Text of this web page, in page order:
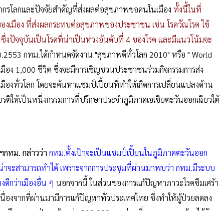
โลกและปัจจัยสำคัญที่ส่งผลต่อสุขภาพขอคนในเมือง ทั้งนี้ในที่
เมือง ที่ส่งผลกระทบต่อสุขภาพของประชาชน เช่น โรควัณโรค ไข้
งปัจจุบันเป็นโรคที่น่าเป็นห่วงอันดับที่ 4 ของโรค และมีแนวโน้มจะ
.2553 กทม.ได้กำหนดจัดงาน "สุขภาพดีทั่วโลก 2010" หรือ " World
ง 1,000 ชีวิต ซึ่งจะมีการเชิญชวนประชาชนร่วมกิจกรรมการส่ง
งทั่วโลก โดยจะค้นหาแชมป์เปี้ยนที่ทำให้เกิดการเปลี่ยนแปลงด้าน
ให้เป็นหนึ่งกรรมการที่ปรึกษาประจำภูมิภาคเอเชียตะวันออกเฉียวใต้
ทม. กล่าวว่า กทม.ตั้งเป้าจะเป็นแชมป์เปี้ยนในภูมิภาคตะวันออก
าจะสามารถทำได้เพราะจากการประชุมที่ผ่านมาพบว่า กทม.มีระบบ
ดีกว่าเมืองอื่น ๆ นอกจากนี้ ในส่วนของการแก้ปัญหาภาวะโรคซึมเศร้า
องจากที่ผ่านมามีการแก้ปัญหาทั่วประเทศไทย ซึ่งทำให้ผู้ป่วยลดลง